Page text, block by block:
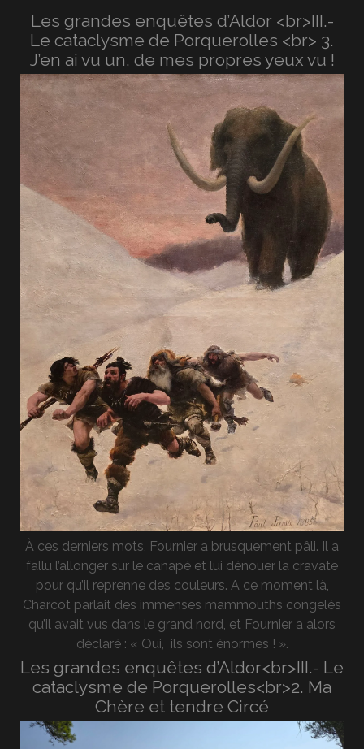
Les grandes enquêtes d’Aldor <br>III.-
Le cataclysme de Porquerolles <br> 3.
J’en ai vu un, de mes propres yeux vu !
À ces derniers mots, Fournier a brusquement pâli. Il a
fallu l’allonger sur le canapé et lui dénouer la cravate
pour qu’il reprenne des couleurs. A ce moment là,
Charcot parlait des immenses mammouths congelés
qu’il avait vus dans le grand nord, et Fournier a alors
déclaré : « Oui, ils sont énormes ! ».
Les grandes enquêtes d’Aldor<br>III.- Le
cataclysme de Porquerolles<br>2. Ma
Chère et tendre Circé